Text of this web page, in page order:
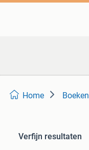
Home Boeken
Verfijn resultaten